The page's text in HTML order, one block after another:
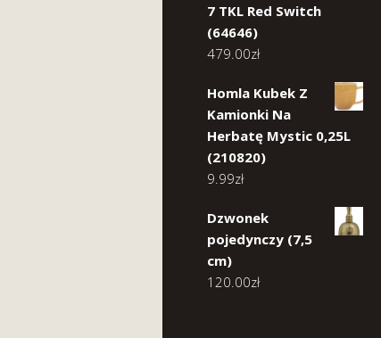
7 TKL Red Switch
(64646)
479.00zł
Homla Kubek Z
Kamionki Na
Herbatę Mystic 0,25L
(210820)
9.99zł
Dzwonek
pojedynczy (7,5
cm)
120.00zł